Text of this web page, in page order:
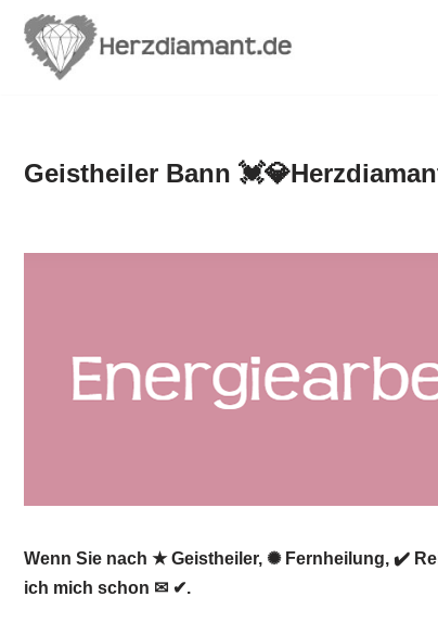
Zum
Geistheiler Bann
Wenn Sie nach ★ Geistheiler, ✺ Fernheilung, ✔️
ich mich schon ✉ ✔.